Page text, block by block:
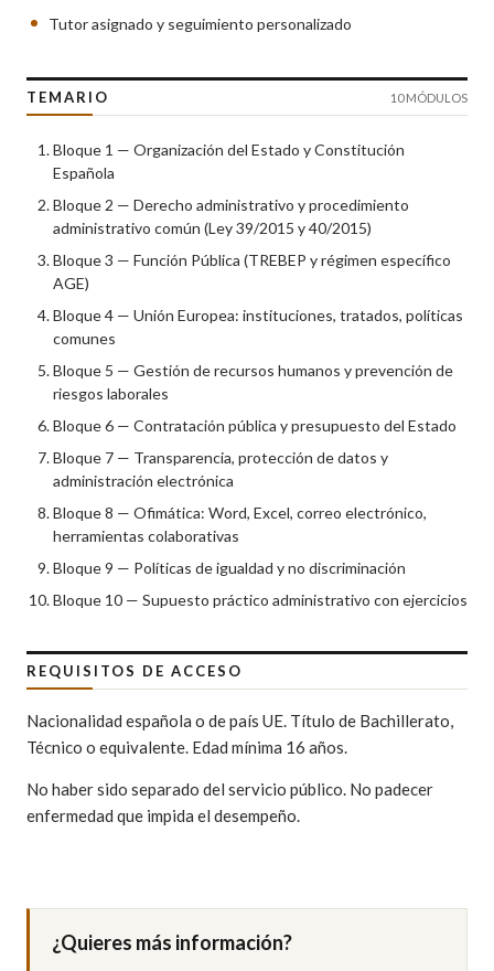
Tutor asignado y seguimiento personalizado
TEMARIO 10 MÓDULOS
Bloque 1 — Organización del Estado y Constitución
Española
Bloque 2 — Derecho administrativo y procedimiento
administrativo común (Ley 39/2015 y 40/2015)
Bloque 3 — Función Pública (TREBEP y régimen específico
AGE)
Bloque 4 — Unión Europea: instituciones, tratados, políticas
comunes
Bloque 5 — Gestión de recursos humanos y prevención de
riesgos laborales
Bloque 6 — Contratación pública y presupuesto del Estado
Bloque 7 — Transparencia, protección de datos y
administración electrónica
Bloque 8 — Ofimática: Word, Excel, correo electrónico,
herramientas colaborativas
Bloque 9 — Políticas de igualdad y no discriminación
Bloque 10 — Supuesto práctico administrativo con ejercicios
REQUISITOS DE ACCESO
Nacionalidad española o de país UE. Título de Bachillerato,
Técnico o equivalente. Edad mínima 16 años.
No haber sido separado del servicio público. No padecer
enfermedad que impida el desempeño.
¿Quieres más información?